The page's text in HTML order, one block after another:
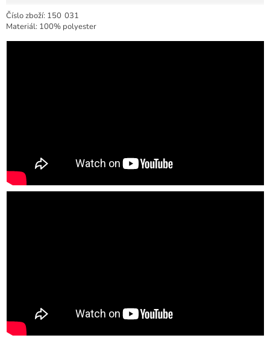
Číslo zboží: 150 031
Materiál: 100% polyester